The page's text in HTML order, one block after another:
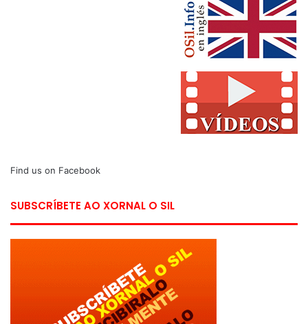
Find us on Facebook
SUBSCRÍBETE AO XORNAL O SIL